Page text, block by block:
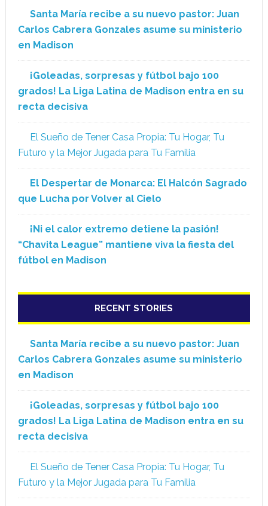
Santa María recibe a su nuevo pastor: Juan
Carlos Cabrera Gonzales asume su ministerio
en Madison
¡Goleadas, sorpresas y fútbol bajo 100
grados! La Liga Latina de Madison entra en su
recta decisiva
El Sueño de Tener Casa Propia: Tu Hogar, Tu
Futuro y la Mejor Jugada para Tu Familia
El Despertar de Monarca: El Halcón Sagrado
que Lucha por Volver al Cielo
¡Ni el calor extremo detiene la pasión!
“Chavita League” mantiene viva la fiesta del
fútbol en Madison
RECENT STORIES
Santa María recibe a su nuevo pastor: Juan
Carlos Cabrera Gonzales asume su ministerio
en Madison
¡Goleadas, sorpresas y fútbol bajo 100
grados! La Liga Latina de Madison entra en su
recta decisiva
El Sueño de Tener Casa Propia: Tu Hogar, Tu
Futuro y la Mejor Jugada para Tu Familia